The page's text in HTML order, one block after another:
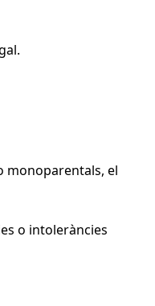
monoparentals, el
o intoleràncies